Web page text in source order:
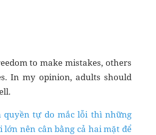
to make mistakes, others
In my opinion, adults should
tự do mắc lỗi thì những
nên cân bằng cả hai mặt để